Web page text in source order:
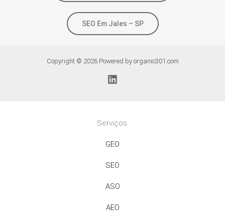
SEO Em Jales – SP
Copyright © 2026 Powered by organic301.com
Serviços:
GEO
SEO
ASO
AEO